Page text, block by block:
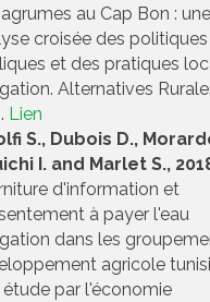
au Cap Bon :
croisée des politiques
et des pratiques
Alternatives
Lien
S., Dubois D.,
I. and Marlet S.,
d'information et
à payer l'eau
dans les
agricole
étude par l'économie